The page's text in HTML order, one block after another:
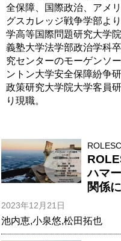
全保障、国際政治、アメ
グスカレッジ戦争学部よ
学高等国際問題研究大学
義塾大学法学部政治学科
究センターのモーゲンソ
ントン大学安全保障紛争
政策研究大学院大学客員
り現職。
ハマ
関係
2023年12月21日
池内恵,小泉悠,松田拓也